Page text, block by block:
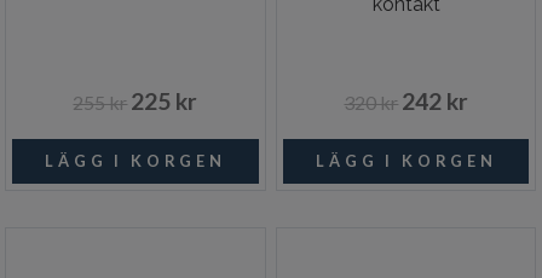
255 kr 225 kr 320 kr 242 kr